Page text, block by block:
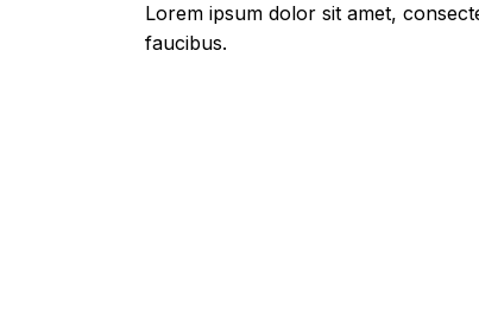
Lorem ipsum dolor sit amet,
faucibus.